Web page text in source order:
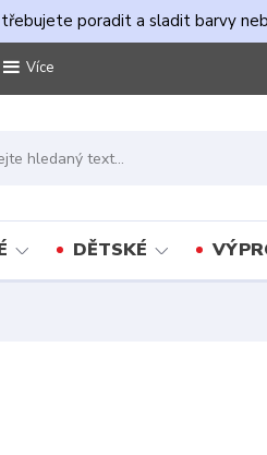
poradit a sladit barvy
Více
DĚTSKÉ